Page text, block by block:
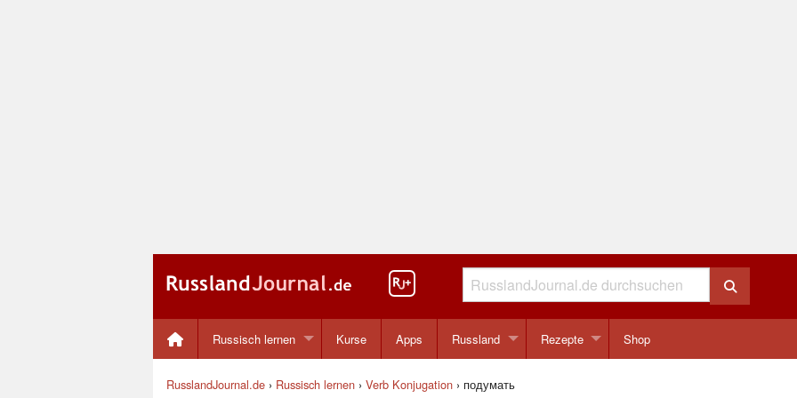
Russisch lernen Kurse Apps Russland Rezepte Shop
RusslandJournal.de › Russisch lernen › Verb Konjugation › подумать